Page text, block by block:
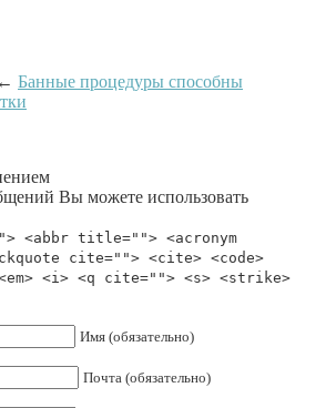
Банные процедуры способны
Вы можете использовать
<abbr title=""> <acronym
cite=""> <cite> <code>
<i> <q cite=""> <s> <strike>
Имя (обязательно)
Почта (обязательно)